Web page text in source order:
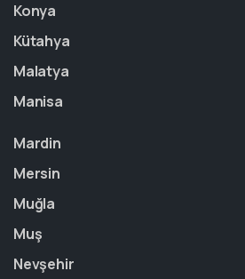
Konya
Kütahya
Malatya
Manisa
Mardin
Mersin
Muğla
Muş
Nevşehir